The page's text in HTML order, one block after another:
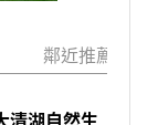
鄰近推薦景點
清湖自然生